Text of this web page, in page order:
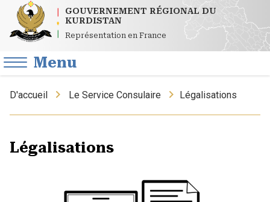
GOUVERNEMENT RÉGIONAL DU
KURDISTAN
Représentation en France
Menu
D'accueil Le Service Consulaire Légalisations
Légalisations